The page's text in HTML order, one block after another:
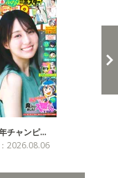
チャンピ…
2026.08.06